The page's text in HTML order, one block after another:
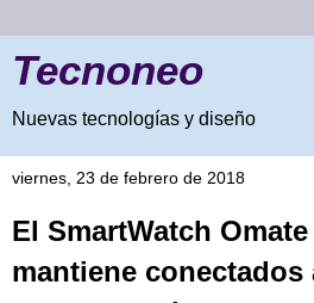
Tecnoneo
Nuevas tecnologías y diseño
viernes, 23 de febrero de 2018
El SmartWatch
mantiene